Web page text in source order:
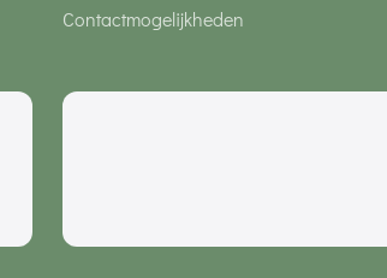
Contactmogelijkheden